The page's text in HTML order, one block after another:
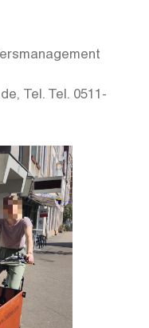
Tel. Tel. 0511-